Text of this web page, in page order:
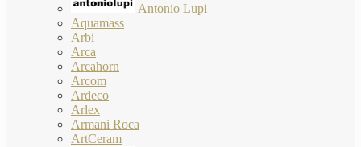
Antonio Lupi
Aquamass
Arbi
Arca
Arcahorn
Arcom
Ardeco
Arlex
Armani Roca
ArtCeram